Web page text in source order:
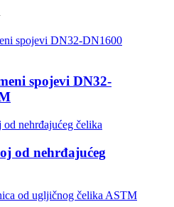
spojevi DN32-
od nehrđajućeg